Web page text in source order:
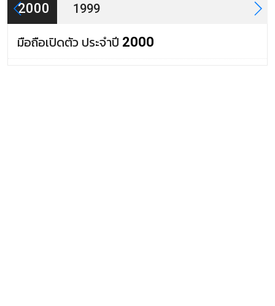
Benefon VEGA
Benefon iO
2000 1999
มือถือเปิดตัว ประจำปี 2000